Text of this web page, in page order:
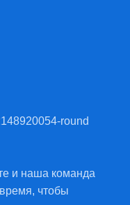
и наша команда
чтобы